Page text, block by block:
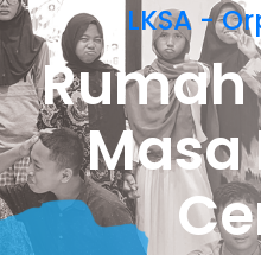
Masa
LKSA -